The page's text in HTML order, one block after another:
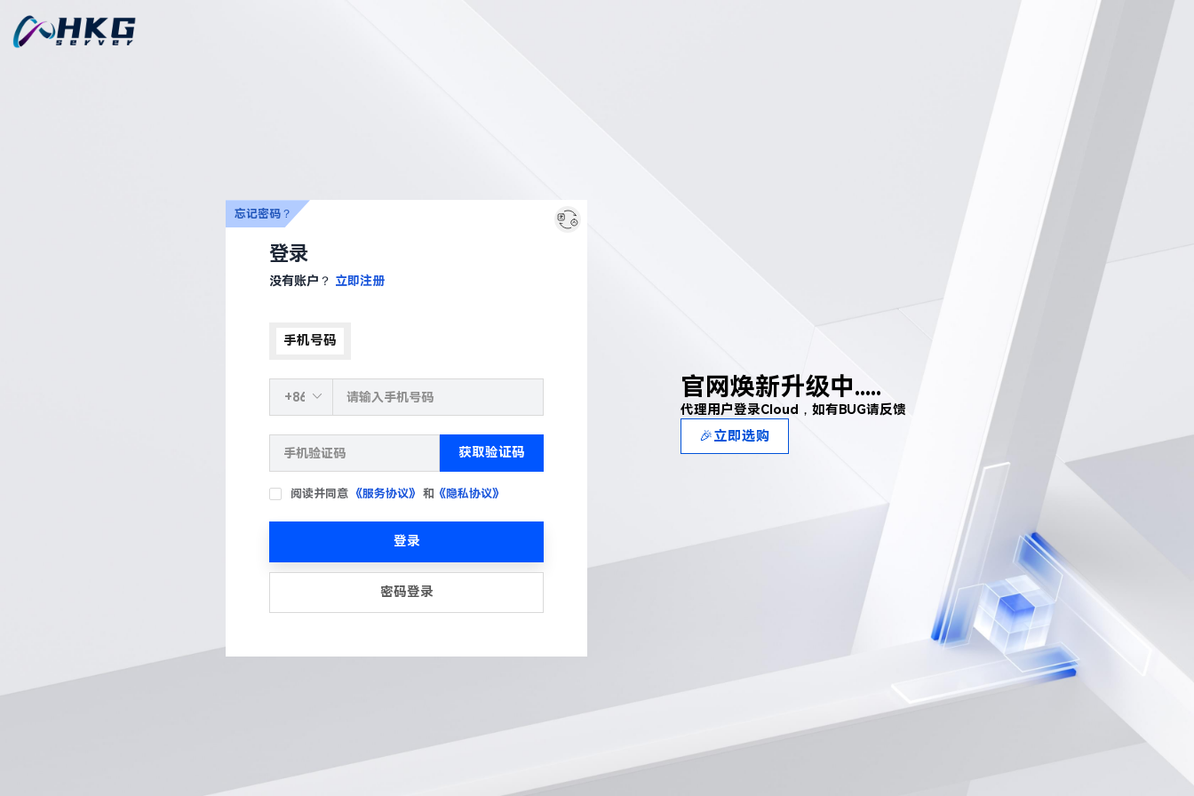
登录
没有账户？ 立即注册
手机号码
获取验证码
阅读并同意 《服务协议》 和 《隐私协议》
忘记密码？
登录
密码登录
官网焕新升级中.....
代理用户登录Cloud，如有BUG请反馈
🎉立即选购